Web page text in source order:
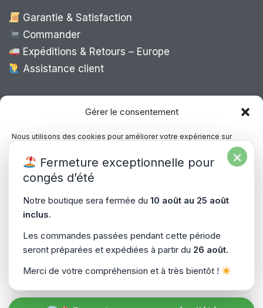
Gérer le consentement
Nous utilisons des cookies pour améliorer votre expérience sur
notre site, analyser le trafic et proposer des contenus personnalisés.
Vous pouvez accepter, refuser ou gérer vos préférences à tout
moment.
Gérer les services
Accepter
Voir les préférences
Garantie & Satisfaction
Commander
Expéditions & Retours – Europe
Assistance client
Expédition Europe
Livraison rapide dans toute l’Europe via
“ Mondial Relay
Copyright © 2026PiecesPC.fr| Développement & Design
×
Fermeture exceptionnelle pour
congés d’été
Notre boutique sera fermée du 10 août au 25 août
inclus.
Les commandes passées pendant cette période
seront préparées et expédiées à partir du 26 août.
Merci de votre compréhension et à très bientôt !